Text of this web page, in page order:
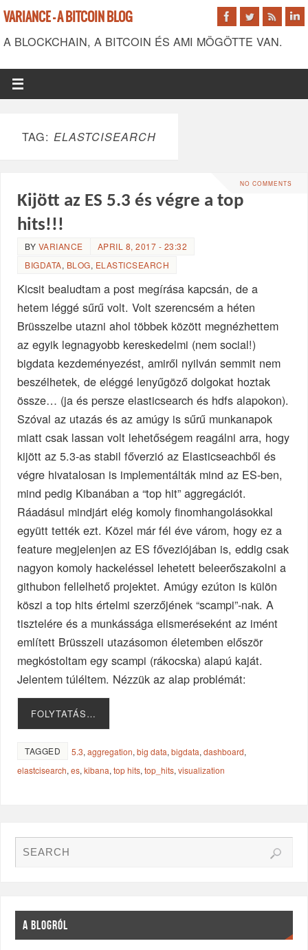
VARIANCE - A BITCOIN BLOG
A BLOCKCHAIN, A BITCOIN ÉS AMI MÖGÖTTE VAN.
TAG: ELASTCISEARCH
NO COMMENTS
Kijött az ES 5.3 és végre a top
hits!!!
BY VARIANCE
APRIL 8, 2017 - 23:32
BIGDATA, BLOG, ELASTICSEARCH
Kicsit bealudtam a post megírása kapcsán, de a
hetem léggé sűrű volt. Volt szerencsém a héten
Brüsszelbe utazni ahol többek között megnézhettem
az egyik legnagyobb kereskedelmi (nem social!)
bigdata kezdeményezést, amiről nyilván semmit nem
beszélhetek, de eléggé lenyűgöző dolgokat hoztak
össze… (ja és persze elasticsearch és hdfs alapokon).
Szóval az utazás és az amúgy is sűrű munkanapok
miatt csak lassan volt lehetőségem reagálni arra, hogy
kijött az 5.3-as stabil főverzió az Elasticseachből és
végre hivatalosan is implementálták mind az ES-ben,
mind pedig Kibanában a “top hit” aggregációt.
Ráadásul mindjárt elég komoly finomhangolásokkal
együtt tették ezt. Közel már fél éve várom, hogy ez a
feature megjelenjen az ES főveziójában is, eddig csak
nagyon komoly hackeléssel lehetett beleerőszakolni a
githubon fellelhető projektet. Amúgy ezúton is külön
köszi a top hits értelmi szerzőjének “scampi”-nak. A
tisztelére és a munkássága elismeréseként az imént
említett Brüsszeli utazásomon életemben először
megkóstoltam egy scampi (rákocska) alapú kaját.
Jelentem túléltem. Nézzük az alap problémát:
FOLYTATÁS…
TAGGED 5.3,aggregation,big data,bigdata,dashboard,
elastcisearch,es,kibana,top hits,top_hits,visualization
A BLOGRÓL